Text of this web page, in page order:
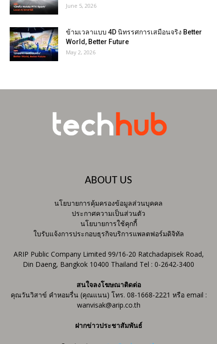
June 5, 2026
ข้ามเวลาแบบ 4D นิทรรศการเสมือนจริง Better
World, Better Future
May 2, 2026
ABOUT US
นโยบายการคุ้มครองข้อมูลส่วนบุคคล
ประกาศความเป็นส่วนตัว
นโยบายการใช้คุกกี้
ใบรับแจ้งการประกอบธุรกิจบริการแพลตฟอร์มดิจิทัล
ARIP Public Company Limited 99/16-20 Ratchadapisek Road,
Din Daeng, Bangkok 10400 Thailand Tel : 0-2642-3400
สนใจลงโฆษณาติดต่อ
คุณวันวิสาข์ คำหอมรื่น (คุณแนน) โทร. 08-1668-2221 หรือ email :
wanvisak@arip.co.th
ฝากข่าวประชาสัมพันธ์